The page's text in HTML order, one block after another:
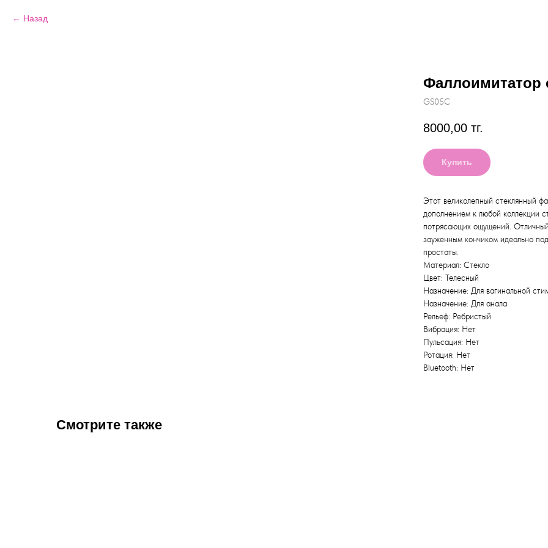
Назад
Фаллоимитатор
GS05C
8000,00 тг.
Купить
Этот великолепный стеклянный
дополнением к любой коллекции
потрясающих ощущений.
зауженным кончиком идеально
простаты.
Материал: Стекло
Цвет: Телесный
Назначение: Для вагинальной
Назначение: Для анала
Рельеф: Ребристый
Вибрация: Нет
Пульсация: Нет
Ротация: Нет
Bluetooth: Нет
Смотрите также